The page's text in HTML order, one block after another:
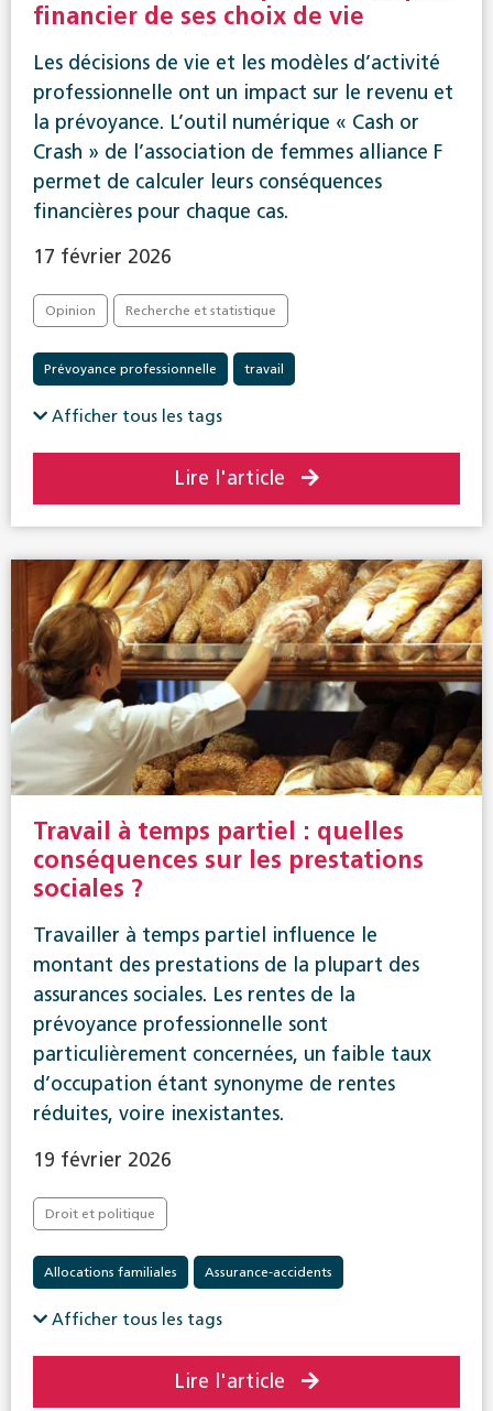
financier de ses choix de vie
Les décisions de vie et les modèles d’activité
professionnelle ont un impact sur le revenu et
la prévoyance. L’outil numérique « Cash or
Crash » de l’association de femmes alliance F
permet de calculer leurs conséquences
financières pour chaque cas.
17 février 2026
Opinion Recherche et statistique
Prévoyance professionnelle travail
Afficher tous les tags
Lire l'article
Travail à temps partiel : quelles
conséquences sur les prestations
sociales ?
Travailler à temps partiel influence le
montant des prestations de la plupart des
assurances sociales. Les rentes de la
prévoyance professionnelle sont
particulièrement concernées, un faible taux
d’occupation étant synonyme de rentes
réduites, voire inexistantes.
19 février 2026
Droit et politique
Allocations familiales Assurance-accidents
Prévoyance professionnelle travail
Afficher tous les tags
Lire l'article